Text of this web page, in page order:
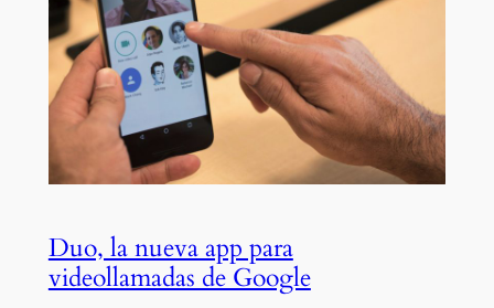
Duo, la nueva app para
videollamadas de Google